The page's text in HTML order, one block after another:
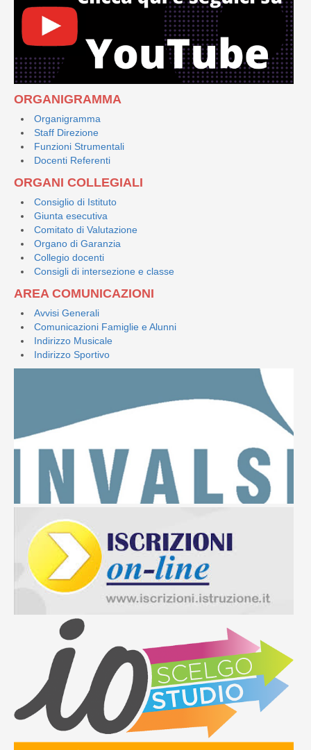
ORGANIGRAMMA
Organigramma
Staff Direzione
Funzioni Strumentali
Docenti Referenti
ORGANI COLLEGIALI
Consiglio di Istituto
Giunta esecutiva
Comitato di Valutazione
Organo di Garanzia
Collegio docenti
Consigli di intersezione e classe
AREA COMUNICAZIONI
Avvisi Generali
Comunicazioni Famiglie e Alunni
Indirizzo Musicale
Indirizzo Sportivo